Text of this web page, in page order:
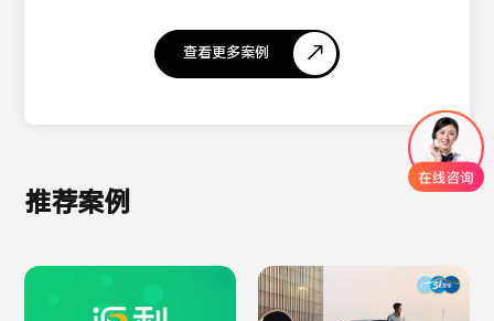
查看更多案例
推荐案例